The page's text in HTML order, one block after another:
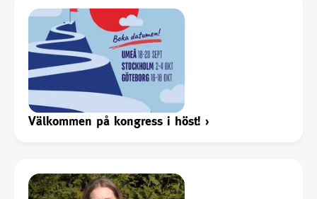
Välkommen på kongress i höst! ›